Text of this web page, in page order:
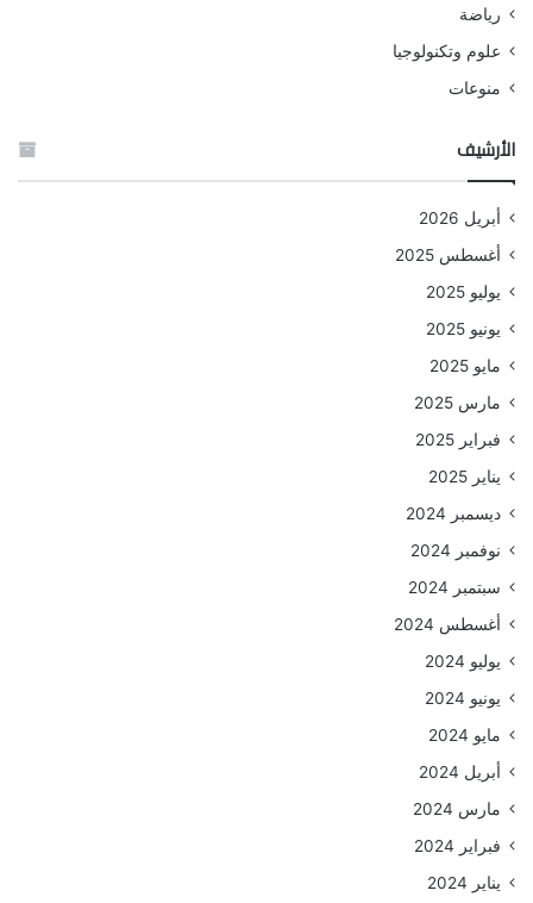
رياضة
علوم وتكنولوجيا
منوعات
الأرشيف
أبريل 2026
أغسطس 2025
يوليو 2025
يونيو 2025
مايو 2025
مارس 2025
فبراير 2025
يناير 2025
ديسمبر 2024
نوفمبر 2024
سبتمبر 2024
أغسطس 2024
يوليو 2024
يونيو 2024
مايو 2024
أبريل 2024
مارس 2024
فبراير 2024
يناير 2024